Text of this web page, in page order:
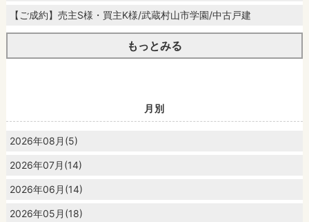
【ご成約】売主S様・買主K様/武蔵村山市学園/中古戸建
もっとみる
月別
2026年08月(5)
2026年07月(14)
2026年06月(14)
2026年05月(18)